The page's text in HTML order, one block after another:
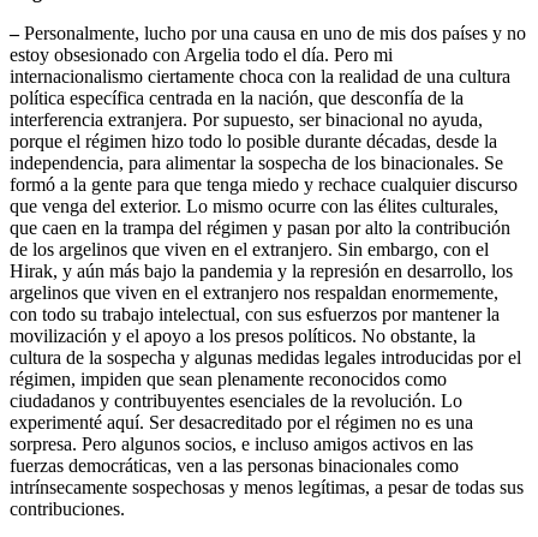
–Personalmente, lucho por una causa en uno de mis dos países y no
estoy obsesionado con Argelia todo el día. Pero mi
internacionalismo ciertamente choca con la realidad de una cultura
política específica centrada en la nación, que desconfía de la
interferencia extranjera. Por supuesto, ser binacional no ayuda,
porque el régimen hizo todo lo posible durante décadas, desde la
independencia, para alimentar la sospecha de los binacionales. Se
formó a la gente para que tenga miedo y rechace cualquier discurso
que venga del exterior. Lo mismo ocurre con las élites culturales,
que caen en la trampa del régimen y pasan por alto la contribución
de los argelinos que viven en el extranjero. Sin embargo, con el
Hirak, y aún más bajo la pandemia y la represión en desarrollo, los
argelinos que viven en el extranjero nos respaldan enormemente,
con todo su trabajo intelectual, con sus esfuerzos por mantener la
movilización y el apoyo a los presos políticos. No obstante, la
cultura de la sospecha y algunas medidas legales introducidas por el
régimen, impiden que sean plenamente reconocidos como
ciudadanos y contribuyentes esenciales de la revolución. Lo
experimenté aquí. Ser desacreditado por el régimen no es una
sorpresa. Pero algunos socios, e incluso amigos activos en las
fuerzas democráticas, ven a las personas binacionales como
intrínsecamente sospechosas y menos legítimas, a pesar de todas sus
contribuciones.